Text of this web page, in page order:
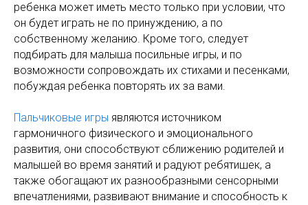
ребенка может иметь место только при условии, что
он будет играть не по принуждению, а по
собственному желанию. Кроме того, следует
подбирать для малыша посильные игры, и по
возможности сопровождать их стихами и песенками,
побуждая ребенка повторять их за вами.
Пальчиковые игры являются источником
гармоничного физического и эмоционального
развития, они способствуют сближению родителей и
малышей во время занятий и радуют ребятишек, а
также обогащают их разнообразными сенсорными
впечатлениями, развивают внимание и способность к